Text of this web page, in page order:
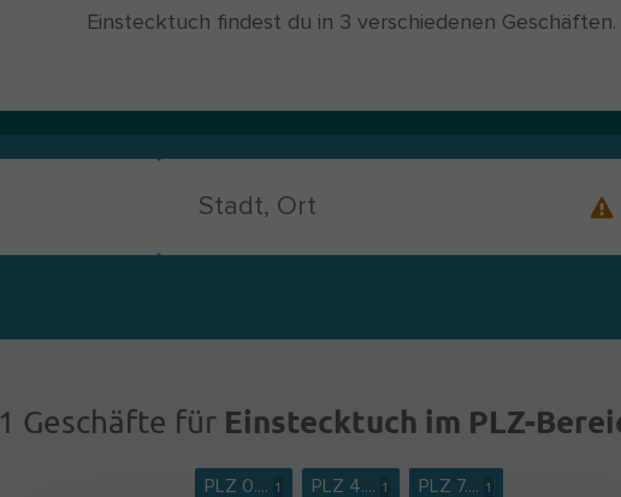
Einstecktuch findest du in 3 verschiedenen Geschäften.
1 Geschäfte für Einstecktuch im PLZ-
PLZ 0.... 1 PLZ 4.... 1 PLZ 7.... 1